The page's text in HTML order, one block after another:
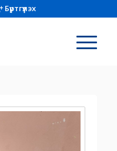
Бүртгүүлэх